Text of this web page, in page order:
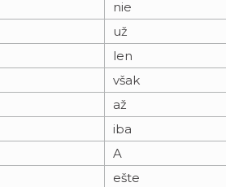
nie
už
len
však
až
iba
A
ešte